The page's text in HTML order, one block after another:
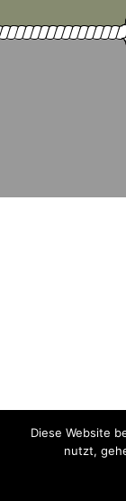
Diese Website
nutzt,